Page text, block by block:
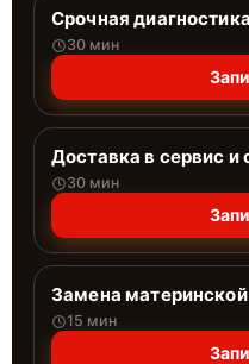
Срочная диагностика
30 мин
Доставка в сервис и
30 мин
Замена
15 мин